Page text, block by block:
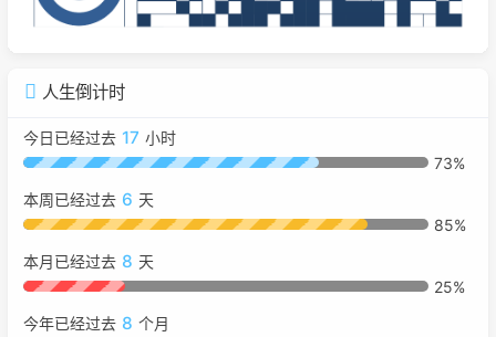
人生倒计时
今日已经过去 17 小时
73%
本周已经过去 6 天
85%
本月已经过去 8 天
25%
今年已经过去 8 个月